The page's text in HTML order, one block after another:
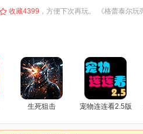
收藏4399 ，方便下次再玩。 《格蕾泰尔玩
生死狙击 宠物连连看2.5版